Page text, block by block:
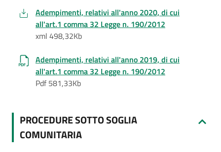
Adempimenti, relativi all'anno 2020, di cui
all'art.1 comma 32 Legge n. 190/2012
xml 498,32Kb
Adempimenti, relativi all'anno 2019, di cui
all'art.1 comma 32 Legge n. 190/2012
Pdf 581,33Kb
PROCEDURE SOTTO SOGLIA
COMUNITARIA